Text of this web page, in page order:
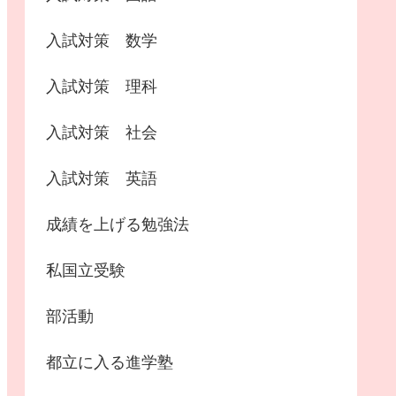
入試対策 数学
入試対策 理科
入試対策 社会
入試対策 英語
成績を上げる勉強法
私国立受験
部活動
都立に入る進学塾